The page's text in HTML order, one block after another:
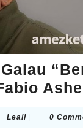
LeallLeall 0